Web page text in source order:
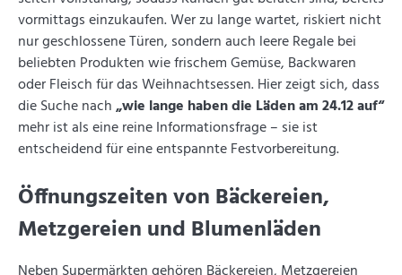
vormittags einzukaufen. Wer zu lange wartet, riskiert nicht
nur geschlossene Türen, sondern auch leere Regale bei
beliebten Produkten wie frischem Gemüse, Backwaren
oder Fleisch für das Weihnachtsessen. Hier zeigt sich, dass
die Suche nach„wie lange haben die Läden am 24.12 auf“
mehr ist als eine reine Informationsfrage – sie ist
entscheidend für eine entspannte Festvorbereitung.
Öffnungszeiten von Bäckereien,
Metzgereien und Blumenläden